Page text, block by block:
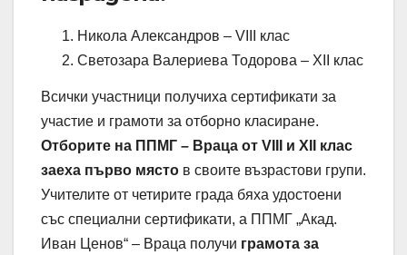
Никола Александров – VIII клас
Светозара Валериева Тодорова – XII клас
Всички участници получиха сертификати за
участие и грамоти за отборно класиране.
Отборите на ППМГ – Враца от VIII и XII клас
заеха първо място в своите възрастови групи.
Учителите от четирите града бяха удостоени
със специални сертификати, а ППМГ „Акад.
Иван Ценов“ – Враца получи грамота за